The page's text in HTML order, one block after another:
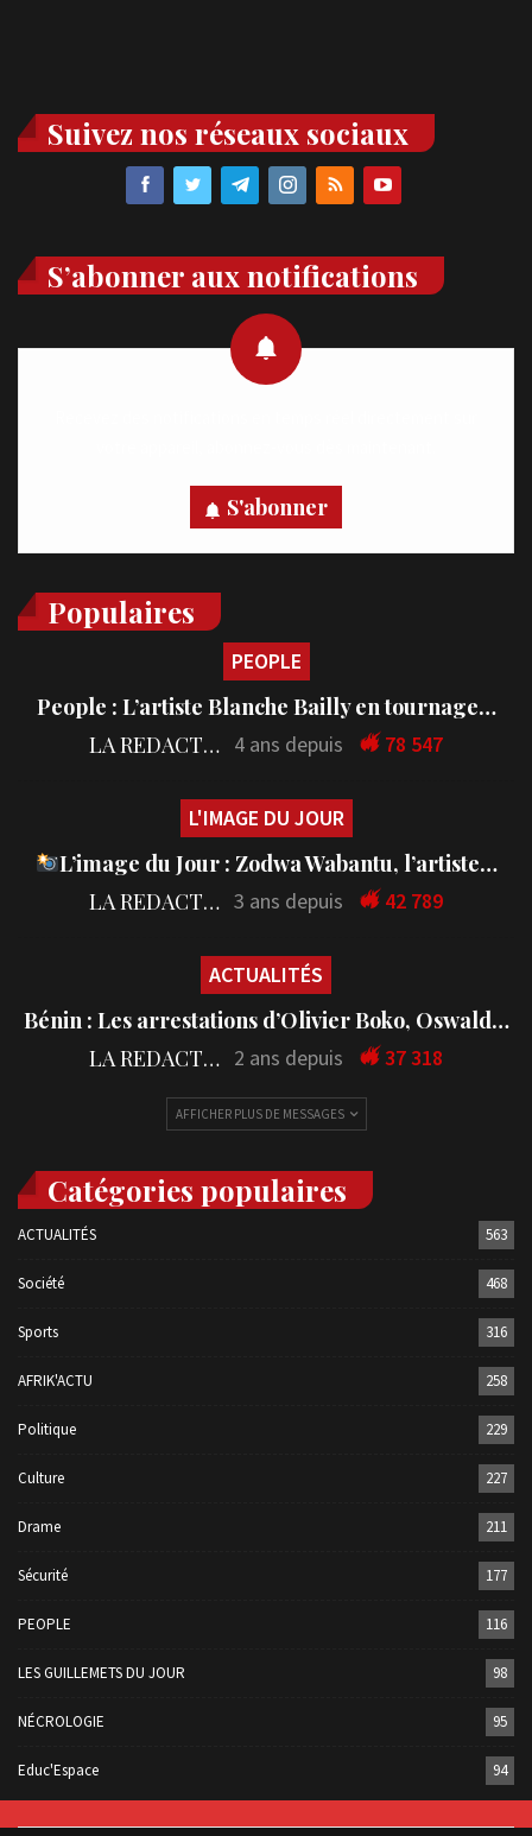
Suivez nos réseaux sociaux
S’abonner aux notifications
S'abonner
Populaires
PEOPLE
People : L’artiste Blanche Bailly en tournage…
LA REDACTION 4 ans depuis 78 547
L'IMAGE DU JOUR
L’image du Jour : Zodwa Wabantu, l’artiste…
LA REDACTION 3 ans depuis 42 789
ACTUALITÉS
Bénin : Les arrestations d’Olivier Boko, Oswald…
LA REDACTION 2 ans depuis 37 318
AFFICHER PLUS DE MESSAGES
Catégories populaires
ACTUALITÉS 563
Société 468
Sports 316
AFRIK'ACTU 258
Politique 229
Culture 227
Drame 211
Sécurité 177
PEOPLE 116
LES GUILLEMETS DU JOUR 98
NÉCROLOGIE 95
Educ'Espace 94